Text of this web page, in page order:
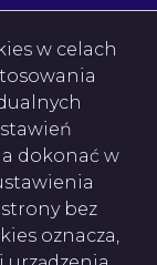
w celach
dokonać w
bez
oznacza,